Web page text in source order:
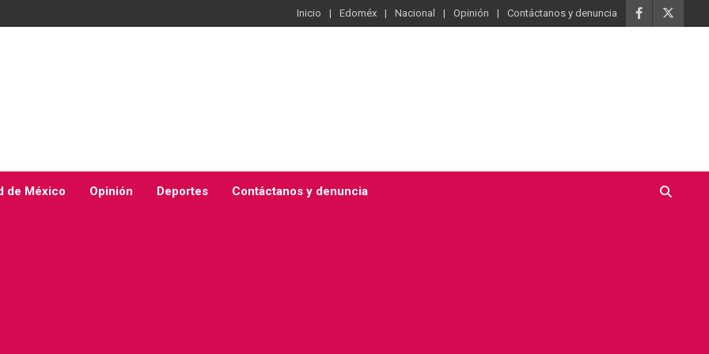
Inicio Edoméx Nacional Opinión Contáctanos y denuncia
de México Opinión Deportes Contáctanos y denuncia